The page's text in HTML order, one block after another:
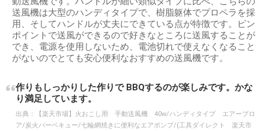
送風機は大型のハンディタイプで、樹脂躯体でプロペラを採
用、そしてハンドルが丈夫にできている点が特徴です。ピン
ポイントで送風ができるので好きなところに送風することが
でき、電源を使用しないため、電池切れで使えなくなること
がないのでとても安心便利なおすすめの送風機です。
作りもしっかりした作りで BBQするのが楽しみです。かな
り満足しています。
出典：
【楽天市場】火おこし用 手動送風機 40w/ハンディタイプ エアーブロ
ア/炭火バーベキュー/七輪網焼きに便利なエアポンプ/(工具ダイレクト 楽天市